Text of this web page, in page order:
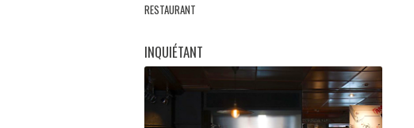
RESTAURANT
INQUIÉTANT